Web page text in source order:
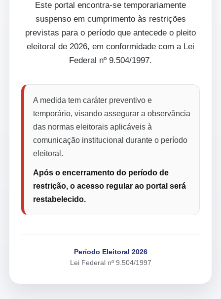
Este portal encontra-se temporariamente
suspenso em cumprimento às restrições
previstas para o período que antecede o pleito
eleitoral de 2026, em conformidade com a Lei
Federal nº 9.504/1997.
A medida tem caráter preventivo e
temporário, visando assegurar a observância
das normas eleitorais aplicáveis à
comunicação institucional durante o período
eleitoral.
Após o encerramento do período de
restrição, o acesso regular ao portal será
restabelecido.
Período Eleitoral 2026
Lei Federal nº 9.504/1997